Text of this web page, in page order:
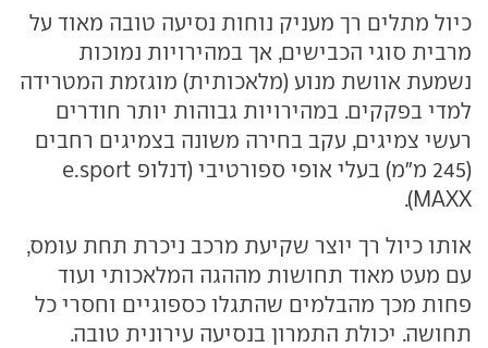
כיול מתלים רך מעניק נוחות נסיעה טובה מאוד על
מרבית סוגי הכבישים, אך במהירויות נמוכות
נשמעת אוושת מנוע (מלאכותית) מוגזמת המטרידה
למדי בפקקים. במהירויות גבוהות יותר חודרים
רעשי צמיגים, עקב בחירה משונה בצמיגים רחבים
(245 מ"מ) בעלי אופי ספורטיבי (דנלופ e.sport
MAXX).
אותו כיול רך יוצר שקיעת מרכב ניכרת תחת עומס,
עם מעט מאוד תחושות מההגה המלאכותי ועוד
פחות מכך מהבלמים שהתגלו כספוגיים וחסרי כל
תחושה. יכולת התמרון בנסיעה עירונית טובה.